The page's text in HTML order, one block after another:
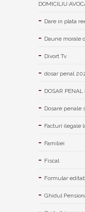
Dare in plata
Daune morale
Divort Tv
dosar penal
DOSAR
Dosare penale
Facturi ilegale
Familiei
Fiscal
Formular
Ghidul